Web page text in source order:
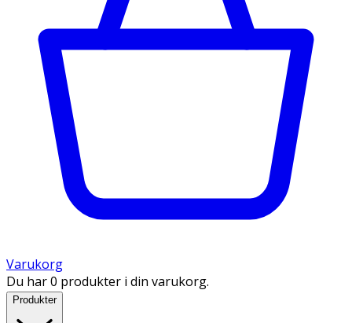
Varukorg
Du har 0 produkter i din varukorg.
Produkter